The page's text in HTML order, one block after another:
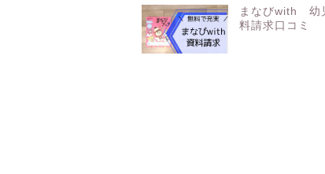
まなびwith 幼
料請求口コミ